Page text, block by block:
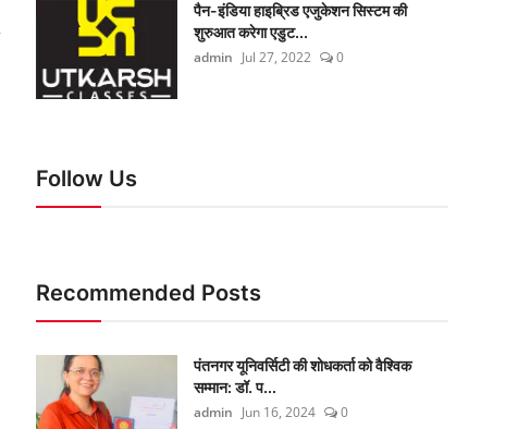
पैन-इंडिया हाइब्रिड एजुकेशन सिस्टम की
शुरुआत करेगा एडुट...
admin Jul 27, 2022 0
Follow Us
Recommended Posts
पंतनगर यूनिवर्सिटी की शोधकर्ता को वैश्विक
सम्मान: डॉ. प...
admin Jun 16, 2024 0